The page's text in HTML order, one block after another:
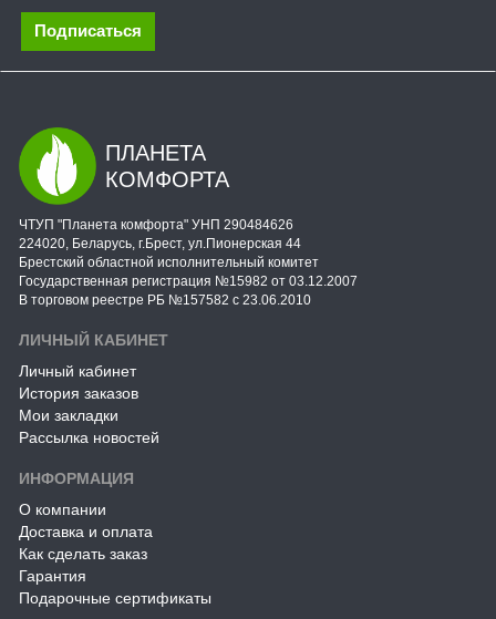
Подписаться
ПЛАНЕТА
КОМФОРТА
ЧТУП "Планета комфорта" УНП 290484626
224020, Беларусь, г.Брест, ул.Пионерская 44
Брестский областной исполнительный комитет
Государственная регистрация №15982 от 03.12.2007
В торговом реестре РБ №157582 с 23.06.2010
ЛИЧНЫЙ КАБИНЕТ
Личный кабинет
История заказов
Мои закладки
Рассылка новостей
ИНФОРМАЦИЯ
О компании
Доставка и оплата
Как сделать заказ
Гарантия
Подарочные сертификаты